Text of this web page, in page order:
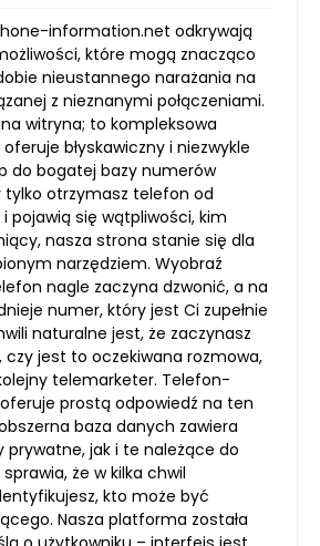
information.net odkrywają
które mogą znacząco
nieustannego narażania na
z nieznanymi połączeniami.
witryna; to kompleksowa
błyskawiczny i niezwykle
do bogatej bazy numerów
tylko otrzymasz telefon od
pojawią się wątpliwości, kim
nasza strona stanie się dla
narzędziem. Wyobraź
nagle zaczyna dzwonić, a na
numer, który jest Ci zupełnie
naturalne jest, że zaczynasz
czy jest to oczekiwana rozmowa,
telemarketer. Telefon-
prostą odpowiedź na ten
baza danych zawiera
prywatne, jak i te należące do
że w kilka chwil
kto może być
Nasza platforma została